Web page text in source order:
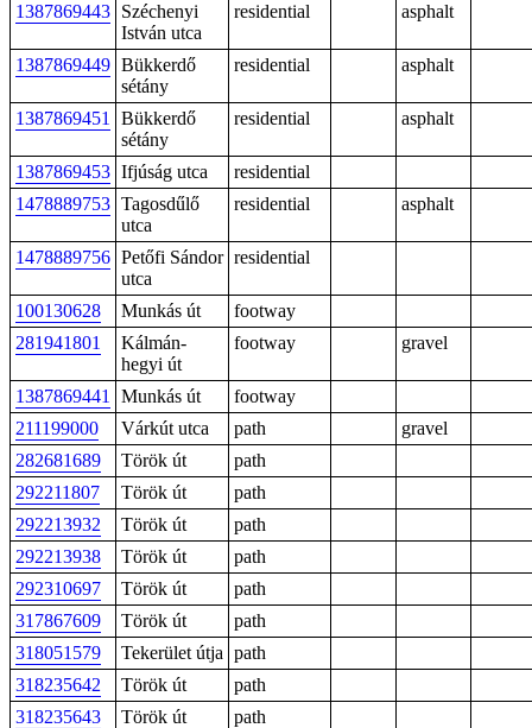
1387869443 Széchenyi
István utca
residential asphalt
1387869449 Bükkerdő
sétány
residential asphalt
1387869451
Bükkerdő
sétány
residential asphalt
1387869453 Ifjúság utca
residential
1478889753 Tagosdűlő
utca
residential asphalt
1478889756 Petőfi Sándor
utca
residential
100130628 Munkás út
footway
281941801
Kálmán-
hegyi út
footway gravel
1387869441 Munkás út
footway
211199000
Várkút utca path
gravel
282681689
Török út
path
292211807
Török út
path
292213932
Török út
path
292213938
Török út
path
292310697
Török út
path
317867609
Török út
path
318051579
Tekerület útja path
318235642
Török út
path
318235643
Török út
path